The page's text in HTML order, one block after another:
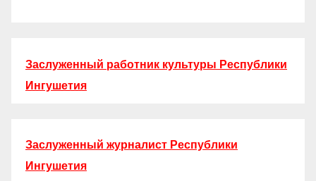
Заслуженный работник культуры Республики
Ингушетия
Заслуженный журналист Республики
Ингушетия